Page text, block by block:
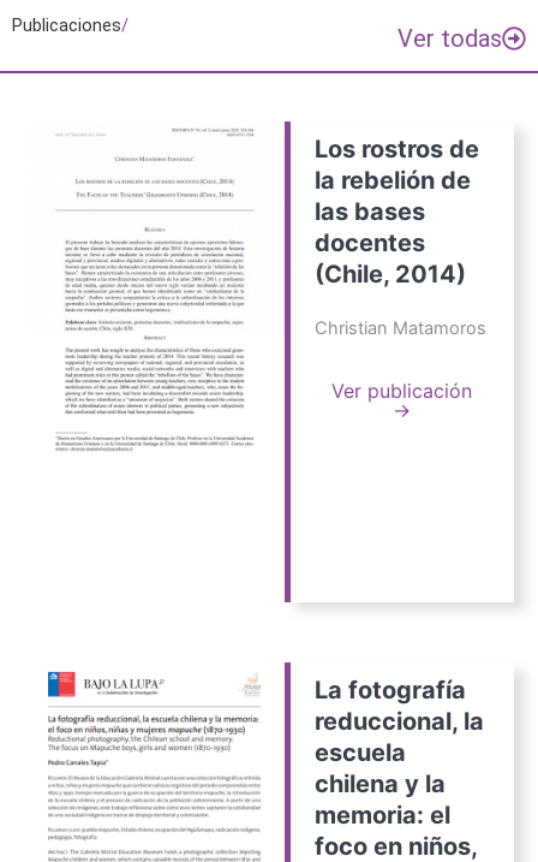
Publicaciones/ Ver todas
Los rostros de
la rebelión de
las bases
docentes
(Chile, 2014)
Christian Matamoros
Ver publicación
→
La fotografía
reduccional, la
escuela
chilena y la
memoria: el
foco en niños,